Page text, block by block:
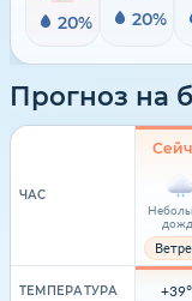
20% 20%
Прогноз на
ЧАС
ТЕМПЕРАТУРА